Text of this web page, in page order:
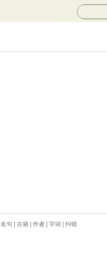
名句 古籍| 作者| 字词 纠错